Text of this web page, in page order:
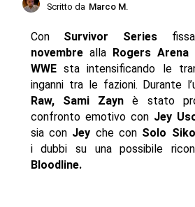
Scritto da Marco M.
Con Survivor Series
novembreallaRogers Arena
WWEsta intensificando le
inganni tra le fazioni. Durante
Raw,
Sami Zayn è stato
confronto emotivo conJey
sia con Jey che con Solo
i dubbi su una possibile
Bloodline.